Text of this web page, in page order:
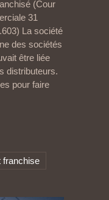
(Cour
31
La société
des sociétés
être liée
distributeurs.
pour faire
franchise